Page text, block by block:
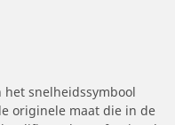
het snelheidssymbool
originele maat die in de